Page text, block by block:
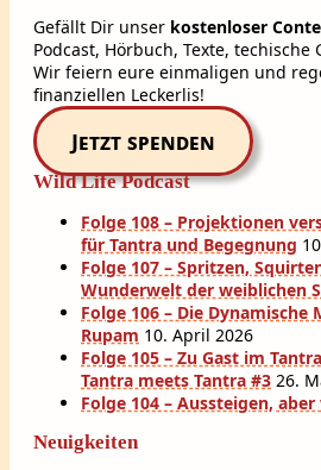
Gefällt Dir unser kostenloser
Podcast, Hörbuch, Texte, techische
Wir feiern eure einmaligen und
finanziellen Leckerlis!
Jetzt spenden
Wild Life Podcast
Folge 108 – Projektionen
für Tantra und Begegnung
Folge 107 – Spritzen,
Wunderwelt der weiblichen
Folge 106 – Die Dynamische
Rupam 10. April 2026
Folge 105 – Zu Gast im
Tantra meets Tantra #3 26.
Folge 104 – Aussteigen, aber
Neuigkeiten